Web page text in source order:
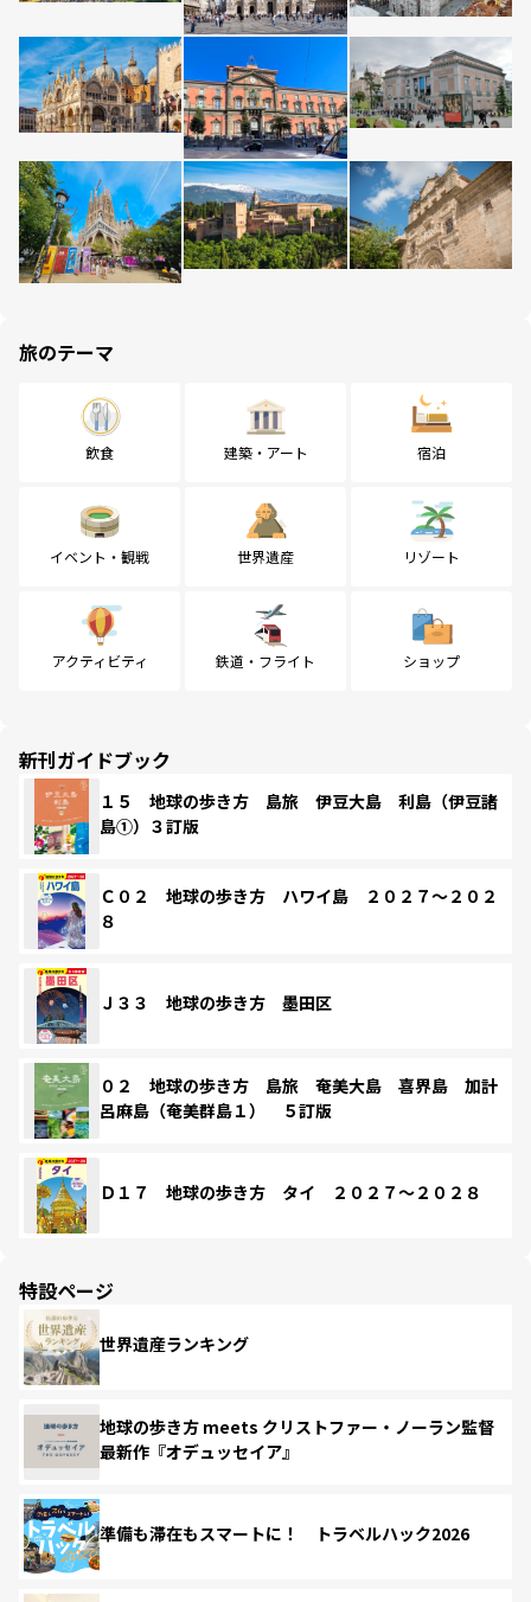
旅のテーマ
飲食 建築・アート 宿泊
イベント・観戦 世界遺産 リゾート
アクティビティ 鉄道・フライト ショップ
新刊ガイドブック
１５ 地球の歩き方 島旅 伊豆大島 利島（伊豆諸
島①）３訂版
Ｃ０２ 地球の歩き方 ハワイ島 ２０２７～２０２
８
Ｊ３３ 地球の歩き方 墨田区
０２ 地球の歩き方 島旅 奄美大島 喜界島 加計
呂麻島（奄美群島１） ５訂版
Ｄ１７ 地球の歩き方 タイ ２０２７～２０２８
特設ページ
世界遺産ランキング
地球の歩き方 meets クリストファー・ノーラン監督
最新作『オデュッセイア』
準備も滞在もスマートに！ トラベルハック2026